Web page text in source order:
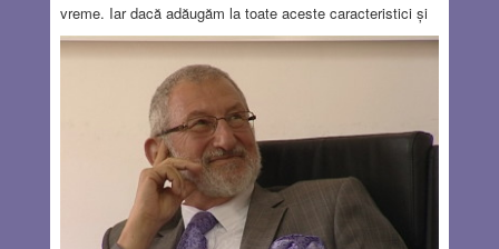
vreme. Iar dacă adăugăm la toate aceste caracteristici și
religia comună, obținem în felul acesta un tablou complet
al noțiunii de popor. Această precizare nu are numai o
importanță istorică, ci și una (mai ales) actuală. Ideea,
vehiculată de mulți, după care evreii, nefiind un popor, nu
au dreptul la o țară, o patrie a lor, nu e deloc nouă, dar e
folosită azi mai mult ca oricând de către oricine care
neagă dreptul Israelului de a exista ca patrie a poporului
Read more…